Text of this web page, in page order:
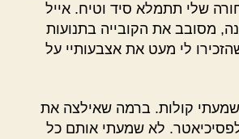
שלי תתמלא סיד וטיח. אייל
מסובב את הקובייה בתנועות
לי מעט את אצבעותיי על
קולות. ברמה שאילצה את
לא שמעתי אותם כל